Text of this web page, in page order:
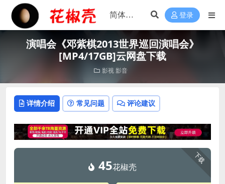
登录
演唱会《邓紫棋2013世界巡回演唱会》
[MP4/17GB]云网盘下载
影视 影音
详情介绍 常见问题 评论建议
下载
45花椒壳